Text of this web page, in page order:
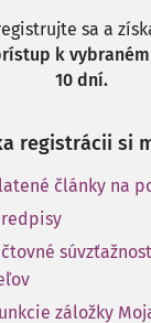
sa a
k
10 dní.
registrácii si
články na
záložky